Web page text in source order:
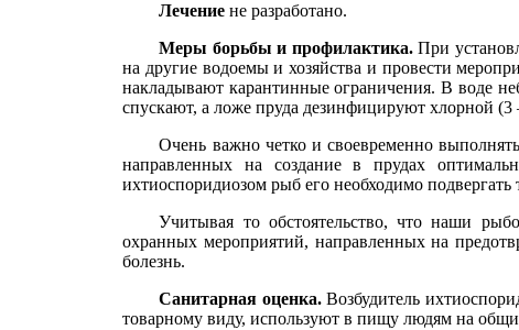
Лечение не разработано.
Меры борьбы и профилактика.При
на другие водоемы и хозяйства и провести
накладывают карантинные ограничения. В воде
спускают, а ложе пруда дезинфицируют хлорной
Очень важно четко и своевременно
направленных на создание в прудах
ихтиоспоридиозом рыб его необходимо подвергать
Учитывая то обстоятельство, что наши
охранных мероприятий, направленных на
болезнь.
Санитарная оценка.Возбудитель
товарному виду, используют в пищу людям на